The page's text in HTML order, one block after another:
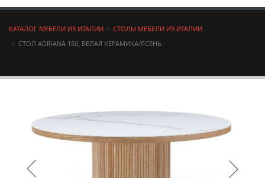
КАТАЛОГ МЕБЕЛИ ИЗ ИТАЛИИ
СТОЛЫ МЕБЕЛИ ИЗ ИТАЛИИ
СТОЛ ADRIANA 150, БЕЛАЯ КЕРАМИКА/ЯСЕНЬ